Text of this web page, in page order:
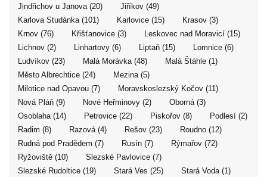
Jindřichov u Janova (20)
Jiříkov (49)
Karlova Studánka (101)
Karlovice (15)
Krasov (3)
Krnov (76)
Křišťanovice (3)
Leskovec nad Moravicí (15)
Lichnov (2)
Linhartovy (6) Liptaň (15)
Lomnice (6)
Ludvíkov (23)
Malá Morávka (48)
Malá Štáhle (1)
Město Albrechtice (24)
Mezina (5)
Milotice nad Opavou (7)
Moravskoslezský Kočov (11)
Nová Pláň (9)
Nové Heřminovy (2)
Oborná (3)
Osoblaha (14)
Petrovice (22) Piskořov (8)
Podlesí (2)
Radim (8)
Razová (4) Rešov (23)
Roudno (12)
Rudná pod Pradědem (7)
Rusín (7)
Rýmařov (72)
Ryžoviště (10)
Slezské Pavlovice (7)
Slezské Rudoltice (19)
Stará Ves (25)
Stará Voda (1)